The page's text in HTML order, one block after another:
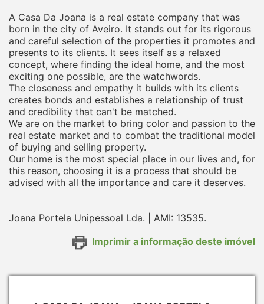
A Casa Da Joana is a real estate company that was
born in the city of Aveiro. It stands out for its rigorous
and careful selection of the properties it promotes and
presents to its clients. It sees itself as a relaxed
concept, where finding the ideal home, and the most
exciting one possible, are the watchwords.
The closeness and empathy it builds with its clients
creates bonds and establishes a relationship of trust
and credibility that can't be matched.
We are on the market to bring color and passion to the
real estate market and to combat the traditional model
of buying and selling property.
Our home is the most special place in our lives and, for
this reason, choosing it is a process that should be
advised with all the importance and care it deserves.
Joana Portela Unipessoal Lda. | AMI: 13535.
Imprimir a informação deste imóvel